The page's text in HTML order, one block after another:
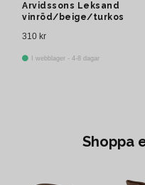
Arvidssons Leksand
vinröd/beige/turkos
310 kr
I webblager - 4-8 dagar
Shoppa